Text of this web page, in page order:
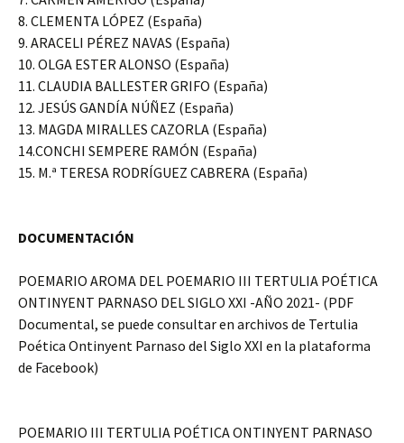
8. CLEMENTA LÓPEZ (España)
9. ARACELI PÉREZ NAVAS (España)
10. OLGA ESTER ALONSO (España)
11. CLAUDIA BALLESTER GRIFO (España)
12. JESÚS GANDÍA NÚÑEZ (España)
13. MAGDA MIRALLES CAZORLA (España)
14.CONCHI SEMPERE RAMÓN (España)
15. M.ª TERESA RODRÍGUEZ CABRERA (España)
DOCUMENTACIÓN
POEMARIO AROMA DEL POEMARIO III TERTULIA POÉTICA
ONTINYENT PARNASO DEL SIGLO XXI -AÑO 2021- (PDF
Documental, se puede consultar en archivos de Tertulia
Poética Ontinyent Parnaso del Siglo XXI en la plataforma
de Facebook)
POEMARIO III TERTULIA POÉTICA ONTINYENT PARNASO